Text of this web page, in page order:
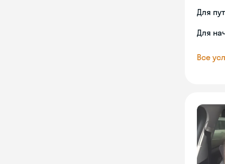
Для
Для
Все